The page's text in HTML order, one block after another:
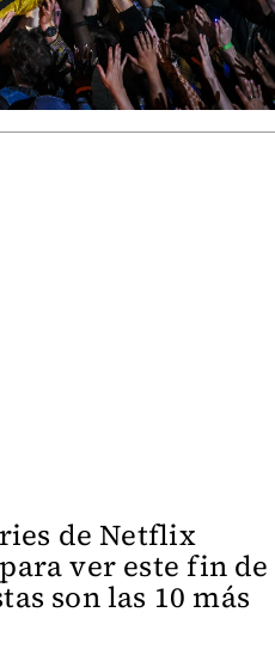
de Netflix
ver este fin de
son las 10 más